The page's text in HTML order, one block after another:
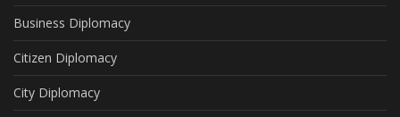
Business Diplomacy
Citizen Diplomacy
City Diplomacy